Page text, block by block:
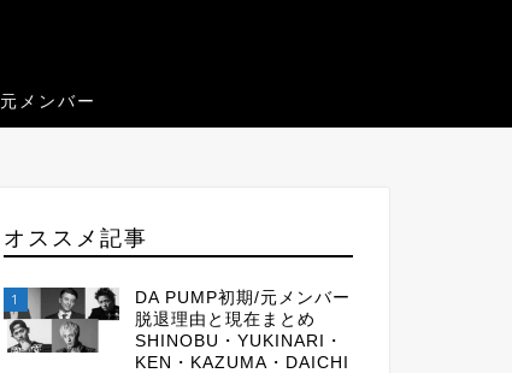
元メンバー
オススメ記事
1
DA PUMP初期/元メンバー
脱退理由と現在まとめ
SHINOBU・YUKINARI・
KEN・KAZUMA・DAICHI